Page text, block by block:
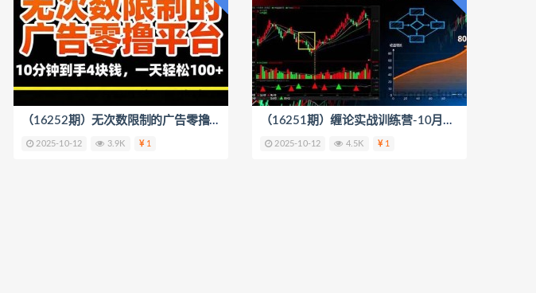
（16252期）无次数限制的广告零撸平台，10分钟到手4块钱，一天轻松100+
2025-10-12 3.9K 1
（16251期）缠论实战训练营-10月：基础理论，行情分析，交易策略，年化收益80%+
2025-10-12 4.5K 1